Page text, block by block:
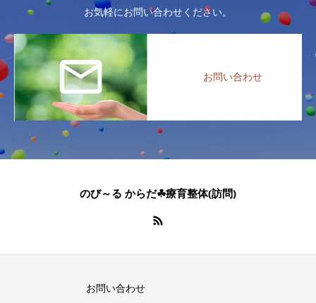
お気軽にお問い合わせください。
お問い合わせ
のび～る からだ☘療育整体(訪問)
お問い合わせ